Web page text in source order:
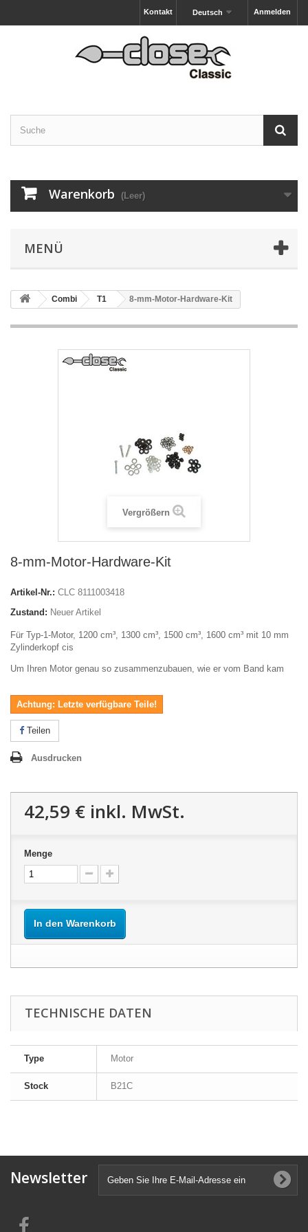
Anmelden
Deutsch
Kontakt
Warenkorb (Leer)
MENÜ
Combi T1 8-mm-Motor-Hardware-Kit
Vergrößern
8-mm-Motor-Hardware-Kit
Artikel-Nr.: CLC 8111003418
Zustand: Neuer Artikel
Für Typ-1-Motor, 1200 cm³, 1300 cm³, 1500 cm³, 1600 cm³ mit 10 mm
Zylinderkopf cis
Um Ihren Motor genau so zusammenzubauen, wie er vom Band kam
Achtung: Letzte verfügbare Teile!
Teilen
Ausdrucken
42,59 € inkl. MwSt.
Menge
In den Warenkorb
TECHNISCHE DATEN
Type Motor
Stock B21C
Newsletter